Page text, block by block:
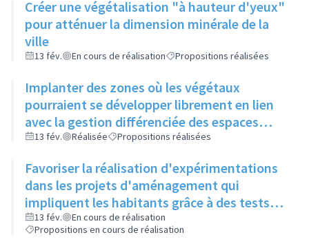
Créer une végétalisation "à hauteur d'yeux"
pour atténuer la dimension minérale de la
ville
13 fév. En cours de réalisation Propositions réalisées
Implanter des zones où les végétaux
pourraient se développer librement en lien
avec la gestion différenciée des espaces
verts
13 fév. Réalisée Propositions réalisées
Favoriser la réalisation d'expérimentations
dans les projets d'aménagement qui
impliquent les habitants grâce à des tests
"grandeur nature" (mobilier, jeux, food-
truck...)
13 fév.
En cours de réalisation
Propositions en cours de réalisation